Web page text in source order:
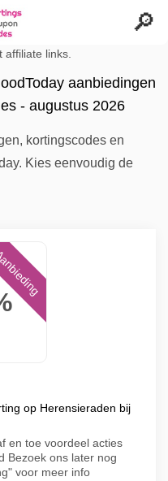
affiliate links.
aanbiedingen
- augustus 2026
kortingscodes en
Kies eenvoudig de
op Herensieraden bij
en toe voordeel acties
Bezoek ons later nog
voor meer info